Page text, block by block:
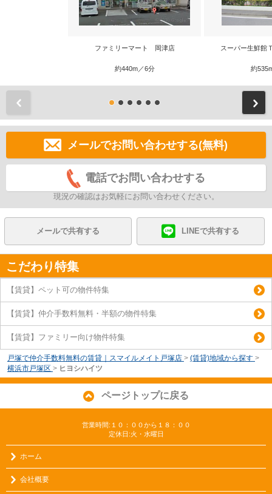
ファミリーマート 岡津店
約440m／6分
スーパー生鮮館
約
メールでお問い合わせする(無料)
電話でお問い合わせする
現況の確認はお気軽にお問い合わせください。
メールで共有する LINEで共有する
こだわり特集
【賃貸】ペット可の物件特集
【賃貸】仲介手数料無料・半額の物件特集
【賃貸】ファミリー向け物件特集
戸塚で仲介手数料無料の賃貸｜スマイルメイト戸塚店 > (賃貸)地域から探す >
横浜市戸塚区 > ヒヨシハイツ
ページトップに戻る
営業時間:１０：００から１８：００
定休日:火・水曜日
ホーム
会社概要